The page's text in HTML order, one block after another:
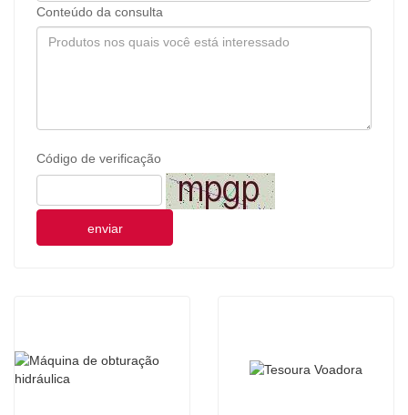
Conteúdo da consulta
Código de verificação
enviar